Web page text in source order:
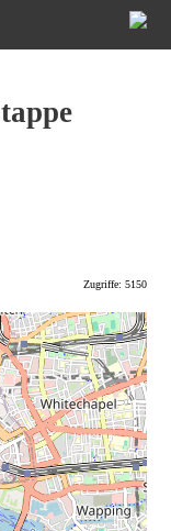
Zugriffe: 5150